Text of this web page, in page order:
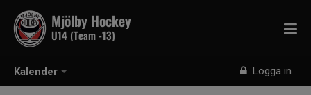
Kalender Logga in
Mjölby Hockey
U14 (Team -13)